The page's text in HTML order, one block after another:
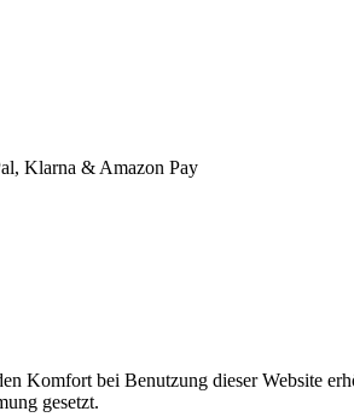
Klarna & Amazon Pay
Komfort bei Benutzung dieser Website
gesetzt.